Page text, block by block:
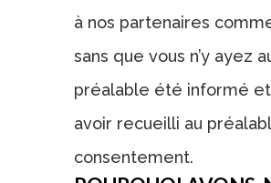
à nos partenaires
sans que vous n’y ayez
préalable été informé et
avoir recueilli au
consentement.